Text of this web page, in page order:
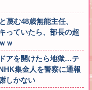
蔑む48歳無能主任、
っていたら、部長の超
ｗ
アを開けたら地獄…テ
集金人を警察に通報
しかない